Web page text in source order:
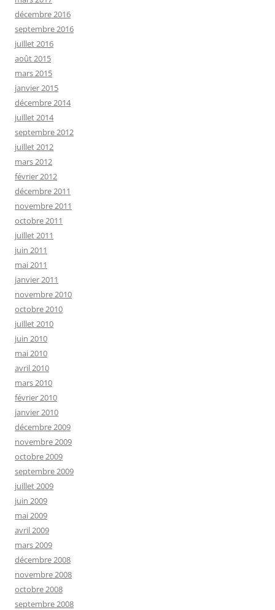
décembre 2016
septembre 2016
juillet 2016
août 2015
mars 2015
janvier 2015
décembre 2014
juillet 2014
septembre 2012
juillet 2012
mars 2012
février 2012
décembre 2011
novembre 2011
octobre 2011
juillet 2011
juin 2011
mai 2011
janvier 2011
novembre 2010
octobre 2010
juillet 2010
juin 2010
mai 2010
avril 2010
mars 2010
février 2010
janvier 2010
décembre 2009
novembre 2009
octobre 2009
septembre 2009
juillet 2009
juin 2009
mai 2009
avril 2009
mars 2009
décembre 2008
novembre 2008
octobre 2008
septembre 2008